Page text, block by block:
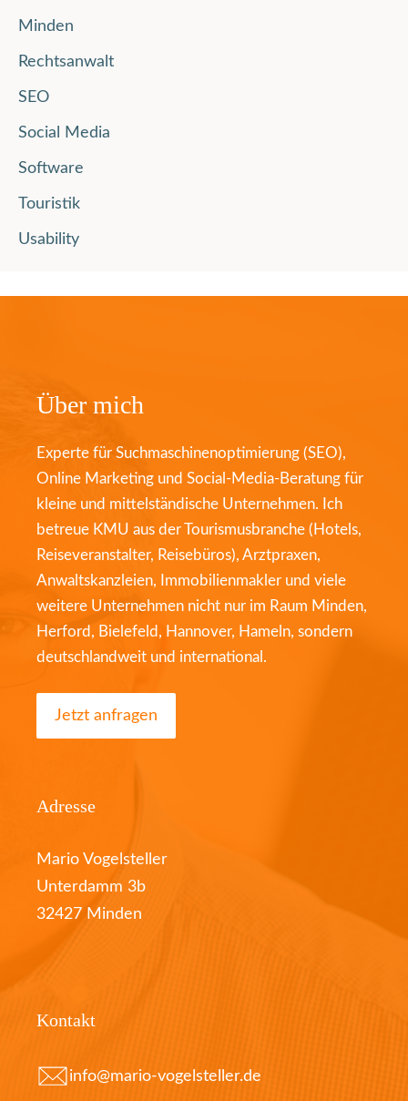
Minden
Rechtsanwalt
SEO
Social Media
Software
Touristik
Usability
Über mich
Experte für Suchmaschinenoptimierung (SEO),
Online Marketing und Social-Media-Beratung für
kleine und mittelständische Unternehmen. Ich
betreue KMU aus der Tourismusbranche (Hotels,
Reiseveranstalter, Reisebüros), Arztpraxen,
Anwaltskanzleien, Immobilienmakler und viele
weitere Unternehmen nicht nur im Raum Minden,
Herford, Bielefeld, Hannover, Hameln, sondern
deutschlandweit und international.
Jetzt anfragen
Adresse
Mario Vogelsteller
Unterdamm 3b
32427 Minden
Kontakt
info@mario-vogelsteller.de